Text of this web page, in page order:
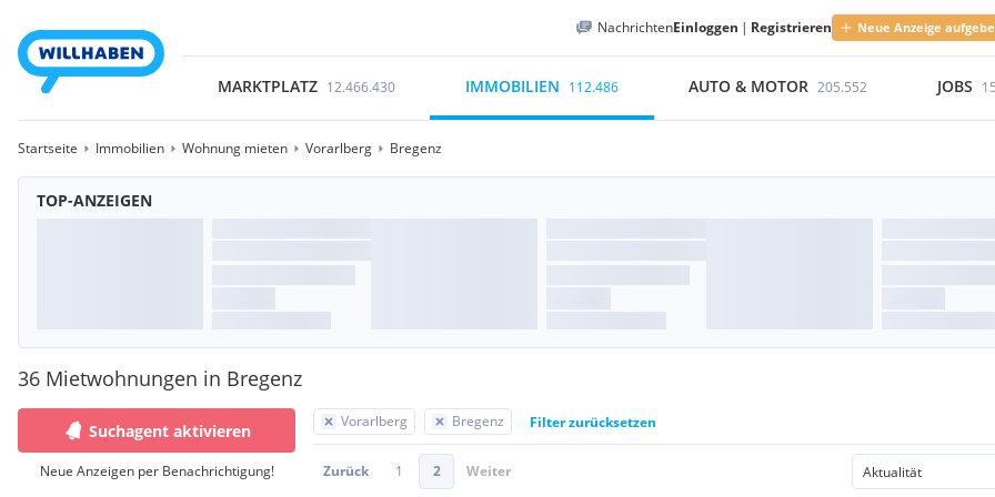
NachrichtenEinloggen | Registrieren Neue Anzeige
MARKTPLATZ 12.466.430 IMMOBILIEN 112.486 AUTO & MOTOR 205.552 JOBS
Startseite Immobilien Wohnung mieten Vorarlberg Bregenz
TOP-ANZEIGEN
36 Mietwohnungen in Bregenz
Suchagent aktivieren
Neue Anzeigen per Benachrichtigung!
Vorarlberg Bregenz Filter zurücksetzen
Zurück 1 2 Weiter